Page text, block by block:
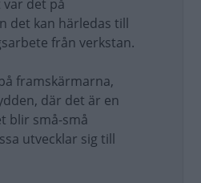
det på
det kan härledas till
från verkstan.
framskärmarna,
där det är en
blir små-små
utvecklar sig till